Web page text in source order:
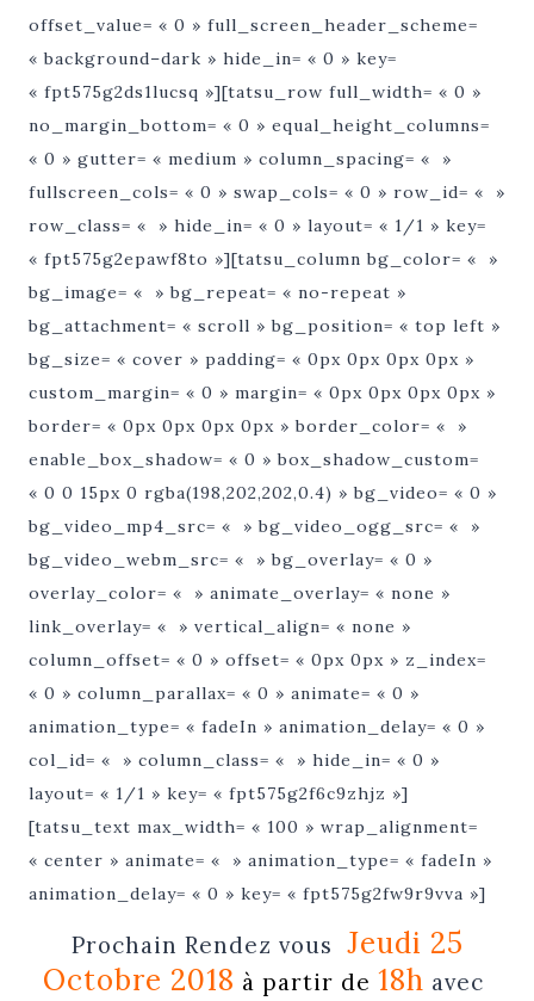
offset_value= « 0 » full_screen_header_scheme=
« background–dark » hide_in= « 0 » key=
« fpt575g2ds1lucsq »][tatsu_row full_width= « 0 »
no_margin_bottom= « 0 » equal_height_columns=
« 0 » gutter= « medium » column_spacing= « »
fullscreen_cols= « 0 » swap_cols= « 0 » row_id= « »
row_class= « » hide_in= « 0 » layout= « 1/1 » key=
« fpt575g2epawf8to »][tatsu_column bg_color= « »
bg_image= « » bg_repeat= « no-repeat »
bg_attachment= « scroll » bg_position= « top left »
bg_size= « cover » padding= « 0px 0px 0px 0px »
custom_margin= « 0 » margin= « 0px 0px 0px 0px »
border= « 0px 0px 0px 0px » border_color= « »
enable_box_shadow= « 0 » box_shadow_custom=
« 0 0 15px 0 rgba(198,202,202,0.4) » bg_video= « 0 »
bg_video_mp4_src= « » bg_video_ogg_src= « »
bg_video_webm_src= « » bg_overlay= « 0 »
overlay_color= « » animate_overlay= « none »
link_overlay= « » vertical_align= « none »
column_offset= « 0 » offset= « 0px 0px » z_index=
« 0 » column_parallax= « 0 » animate= « 0 »
animation_type= « fadeIn » animation_delay= « 0 »
col_id= « » column_class= « » hide_in= « 0 »
layout= « 1/1 » key= « fpt575g2f6c9zhjz »]
[tatsu_text max_width= « 100 » wrap_alignment=
« center » animate= « » animation_type= « fadeIn »
animation_delay= « 0 » key= « fpt575g2fw9r9vva »]
Prochain Rendez vous Jeudi 25
Octobre 2018 à partir de 18h avec